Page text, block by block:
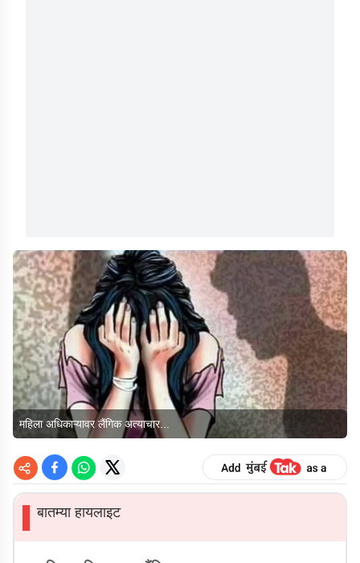
महिला अधिकाऱ्यावर लैंगिक अत्याचार...
▌बातम्या हायलाइट